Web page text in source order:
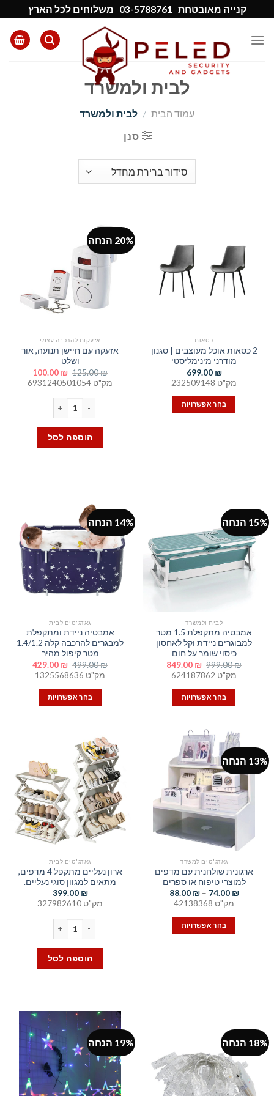
to
content
קנייה מאובטחת 03-5788761 משלוחים לכל הארץ
לבית ולמשרד
עמוד הבית / לבית ולמשרד
סנן
כסאות
2 כסאות אוכל מעוצבים | סגנון
מודרני מינימליסטי
699.00 ₪
מק"ט 232509148
בחר אפשרויות
בעמוד
המוצר
20% הנחה
אזעקות להרכבה עצמי
אזעקה עם חיישן תנועה, אור
ושלט
125.00₪
המחיר
המקורי
היה:
125.00 ₪.
100.00 ₪
הנוכחי
הוא:
מק"ט 6931240501054
כמות של אזעקה עם חיישן
הוספה לסל
15% הנחה
לבית ולמשרד
אמבטיה מתקפלת 1.5 מטר
למבוגרים ניידת וקל לאחסון
כיסוי שומר על חום
999.00₪
המחיר
המקורי
היה:
999.00 ₪.
849.00 ₪
מק"ט 624187862
בחר אפשרויות
יש
מספר
סוגים.
ניתן
לבחור
את
האפשרויות
בעמוד
המוצר
14% הנחה
גאדג'טים לבית
אמבטיה ניידת ומתקפלת
למבגרים להרכבה קלה 1.4/1.2
מטר קיפול מהיר
499.00₪
המחיר
המקורי
היה:
499.00 ₪.
429.00 ₪
המחיר
מק"ט 1325568636
בחר אפשרויות
ניתן
לבחור
את
האפשרויות
בעמוד
המוצר
13% הנחה
גאדג'טים למשרד
ארגונית שולחנית עם מדפים
למוצרי טיפוח או ספרים
74.00 ₪
–
88.00 ₪
מק"ט 42138368
בחר אפשרויות
בעמוד
המוצר
גאדג'טים לבית
ארון נעליים מתקפל 4 מדפים,
מתאים למגוון סוגי נעליים.
399.00 ₪
מק"ט 327982610
הוספה לסל
18% הנחה 19% הנחה